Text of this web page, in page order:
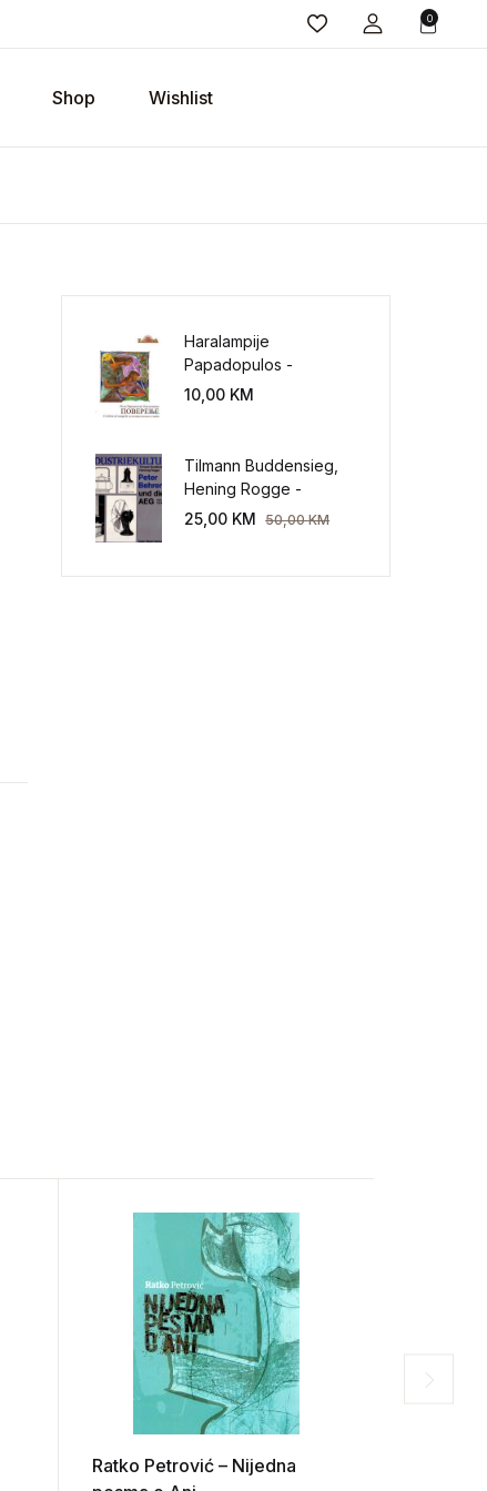
0
Shop Wishlist
Haralampije
Papadopulos -
Poverenje: sloboda od
10,00 KM
Tilmann Buddensieg,
Hening Rogge -
Industriekultur: Peter
25,00 KM 50,00KM
Ratko Petrović – Nijedna